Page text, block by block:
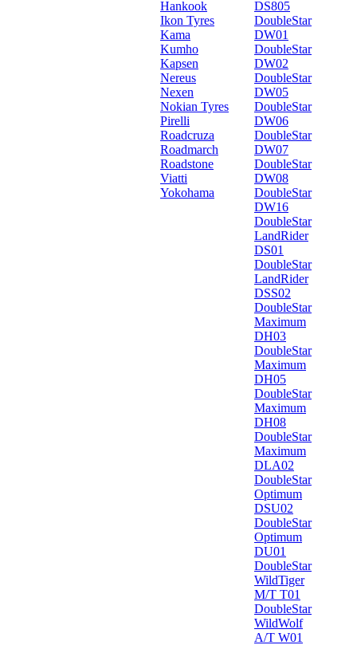
Hankook
Ikon Tyres
Kama
Kumho
Kapsen
Nereus
Nexen
Nokian Tyres
Pirelli
Roadcruza
Roadmarch
Roadstone
Viatti
Yokohama
DS805
DoubleStar
DW01
DoubleStar
DW02
DoubleStar
DW05
DoubleStar
DW06
DoubleStar
DW07
DoubleStar
DW08
DoubleStar
DW16
DoubleStar
LandRider
DS01
DoubleStar
LandRider
DSS02
DoubleStar
Maximum
DH03
DoubleStar
Maximum
DH05
DoubleStar
Maximum
DH08
DoubleStar
Maximum
DLA02
DoubleStar
Optimum
DSU02
DoubleStar
Optimum
DU01
DoubleStar
WildTiger
M/T T01
DoubleStar
WildWolf
A/T W01